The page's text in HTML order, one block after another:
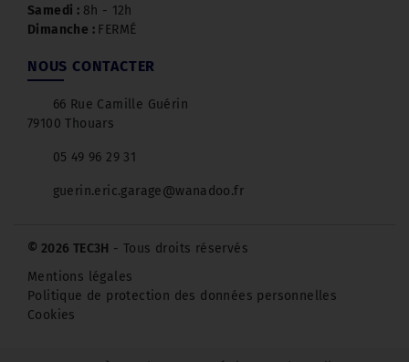
Samedi : 8h - 12h
Dimanche : FERMÉ
NOUS CONTACTER
66 Rue Camille Guérin
79100 Thouars
05 49 96 29 31
guerin.eric.garage@wanadoo.fr
© 2026 TEC3H - Tous droits réservés
Mentions légales
Politique de protection des données personnelles
Cookies